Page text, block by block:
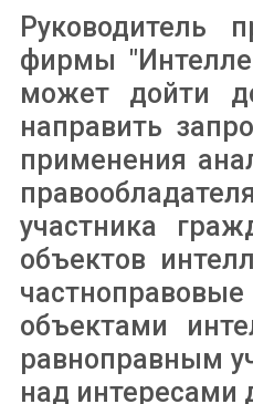
Руководитель
фирмы
может дойти
направить
применения
участника
объектов
объектами
равноправным
над интересами